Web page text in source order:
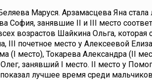
Маруся. Арзамасцева Яна
София, занявшие II и III место
возрастов Шайкина Ольга, которая
III почетное место у Алексеевой
(I место), Токарева Александра (II
занявший I место. II место у
лучшее время среди